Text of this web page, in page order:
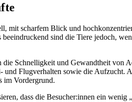
mit scharfem Blick und
beeindruckend sind die Tiere jedoch,
die Schnelligkeit und Gewandtheit von
und Flugverhalten sowie die Aufzucht.
im Vordergrund.
dass die Besucher:innen ein